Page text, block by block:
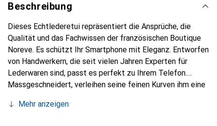
Beschreibung
Dieses Echtlederetui repräsentiert die Ansprüche, die
Qualität und das Fachwissen der französischen Boutique
Noreve. Es schützt Ihr Smartphone mit Eleganz. Entworfen
von Handwerkern, die seit vielen Jahren Experten für
Lederwaren sind, passt es perfekt zu Ihrem Telefon.
Massgeschneidert, verleihen seine feinen Kurven ihm eine
unverzichtbaren Accessoire Ihres Smartphones.
Mehr anzeigen